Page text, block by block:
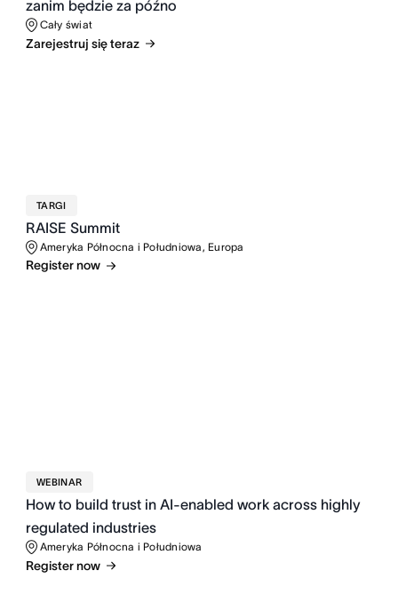
zanim będzie za późno
Cały świat
Zarejestruj się teraz
TARGI
RAISE Summit
Ameryka Północna i Południowa, Europa
Register now
WEBINAR
How to build trust in AI-enabled work across highly
regulated industries
Ameryka Północna i Południowa
Register now